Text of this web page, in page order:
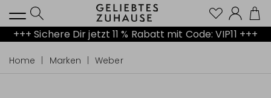
+++ Sichere Dir jetzt 11 % Rabatt mit Code: VIP11 +++
Home Marken Weber